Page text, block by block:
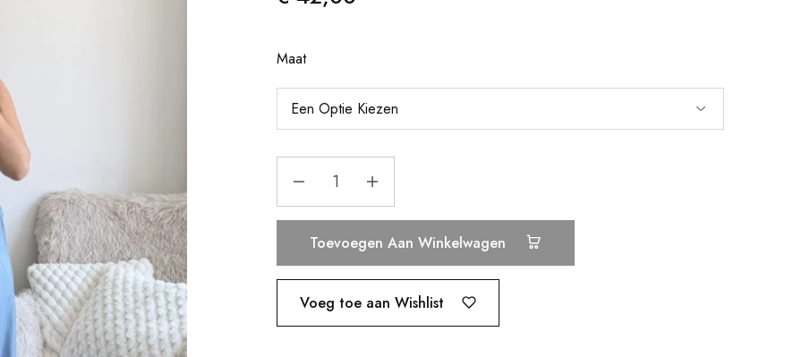
Maat
Toevoegen Aan Winkelwagen
Voeg toe aan Wishlist